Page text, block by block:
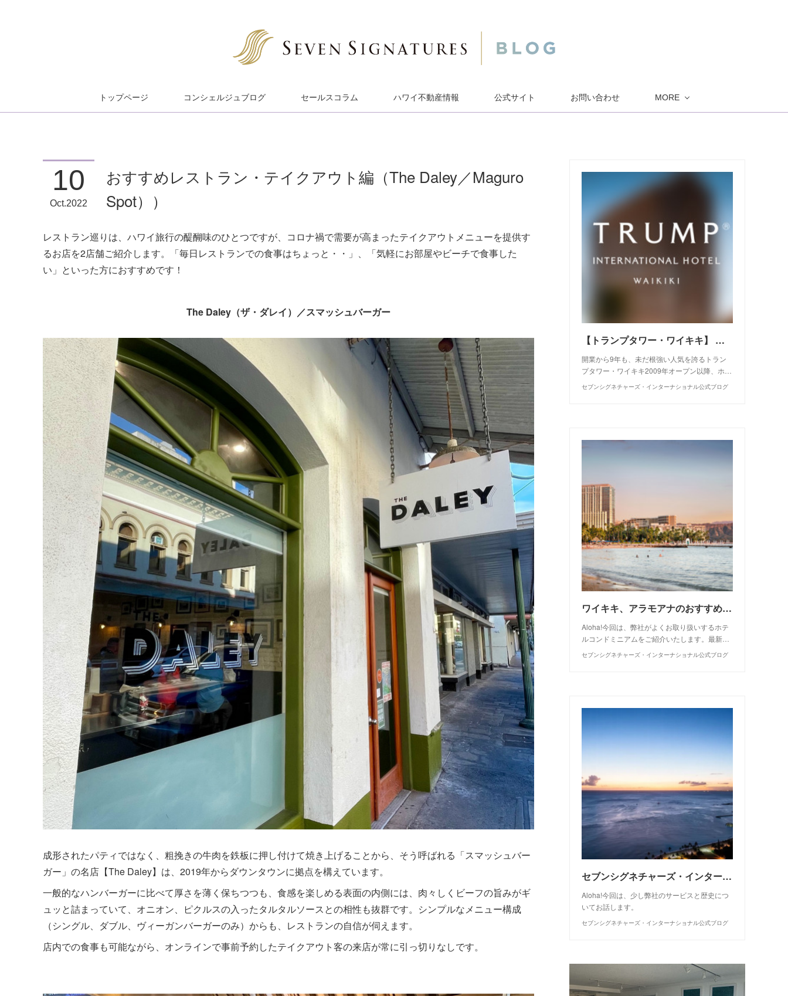
トップページ コンシェルジュブログ セールスコラム ハワイ不動産情報 公式サイト お問い合わせ MORE
10
Oct 2022
おすすめレストラン・テイクアウト編（The Daley／Maguro
Spot））
レストラン巡りは、ハワイ旅行の醍醐味のひとつですが、コロナ禍で需要が高まったテイクアウトメニューを提供す
るお店を2店舗ご紹介します。「毎日レストランでの食事はちょっと・・」、「気軽にお部屋やビーチで食事した
い」といった方におすすめです！
The Daley（ザ・ダレイ）／スマッシュバーガー
成形されたパティではなく、粗挽きの牛肉を鉄板に押し付けて焼き上げることから、そう呼ばれる「スマッシュバー
ガー」の名店【The Daley】は、2019年からダウンタウンに拠点を構えています。
一般的なハンバーガーに比べて厚さを薄く保ちつつも、食感を楽しめる表面の内側には、肉々しくビーフの旨みがギ
ュッと詰まっていて、オニオン、ピクルスの入ったタルタルソースとの相性も抜群です。シンプルなメニュー構成
（シングル、ダブル、ヴィーガンバーガーのみ）からも、レストランの自信が伺えます。
店内での食事も可能ながら、オンラインで事前予約したテイクアウト客の来店が常に引っ切りなしです。
【トランプタワー・ワイキキ】 五つ星ホテルを所有する贅沢
開業から9年も、未だ根強い人気を誇るトラン
プタワー・ワイキキ2009年オープン以降、ホ…
セブンシグネチャーズ・インターナショナル公式ブログ
ワイキキ、アラモアナのおすすめ物件一覧
Aloha!今回は、弊社がよくお取り扱いするホテ
ルコンドミニアムをご紹介いたします。最新…
セブンシグネチャーズ・インターナショナル公式ブログ
セブンシグネチャーズ・インターナショナルについて
Aloha!今回は、少し弊社のサービスと歴史につ
いてお話します。
セブンシグネチャーズ・インターナショナル公式ブログ